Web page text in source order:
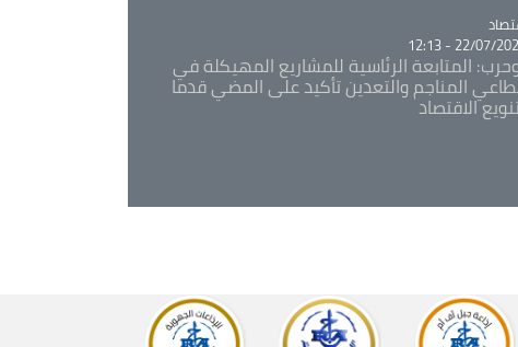
22/07/2026 -
المتابعة الرئاسية للمشاريع المهيكلة في
المناجم والتعدين تأكيد على المضي قدما
الاقتصاد